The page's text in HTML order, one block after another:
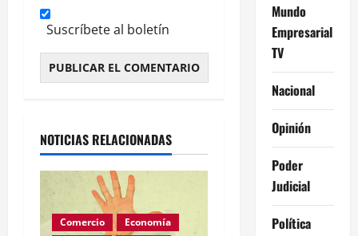
Suscríbete al boletín
NOTICIAS RELACIONADAS
Comercio
Economía
Mundo
Empresarial
TV
Nacional
Opinión
Poder
Judicial
Política